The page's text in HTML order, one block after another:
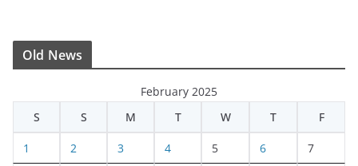
Old News
February 2025
S
S M T W T F
1 2 3 4 5 6 7